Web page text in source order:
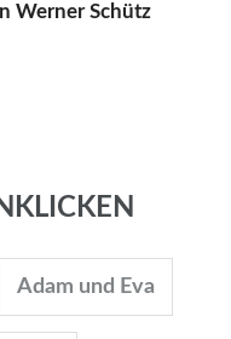
Werner Schütz
Adam und Eva